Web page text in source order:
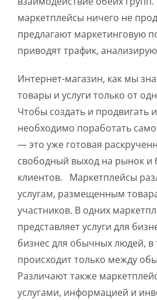
маркетплейсы ничего не
предлагают маркетинговую
приводят трафик,
Интернет-магазин, как мы
товары и услуги только от
Чтобы создать и продвигать
необходимо поработать
— это уже готовая
свободный выход на рынок и
клиентов. Маркетплейсы
услугам, размещенным
участников. В одних
представляет услуги для
бизнес для обычных людей, в
происходит только между
Различают также
услугами, информацией и